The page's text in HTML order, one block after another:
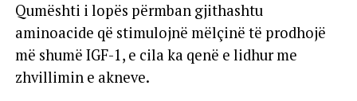
Qumështi i lopës përmban gjithashtu
aminoacide që stimulojnë mëlçinë të prodhojë
më shumë IGF-1, e cila ka qenë e lidhur me
zhvillimin e akneve.